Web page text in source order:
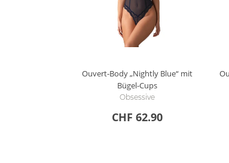
Ouvert-Body „Nightly Blue“ mit
Bügel-Cups
Obsessive
CHF 62.90